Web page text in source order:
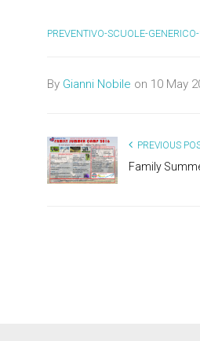
PREVENTIVO-SCUOLE-
By Gianni Nobile on 10 May
PREVIOUS
Family